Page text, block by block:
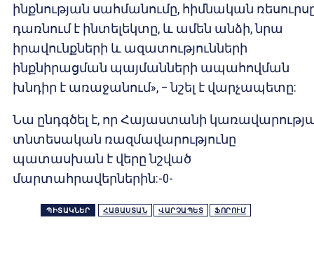
ինքնության սահմանումը, հիմնական
դառնում է ինտելեկտը, և ամեն անձի, նրա
իրավունքների և ազատությունների
ինքնիրացման պայմանների ապահովման
խնդիր է առաջանում», – նշել է վարչապետը:
Նա ընդգծել է, որ Հայաստանի
տնտեսական ռազմավարությունը
պատասխան է վերը նշված
մարտահրավերներին:-0-
ՊԻՏԱԿՆԵՐ ՀԱՅԱՍՏԱՆ ՎԱՐՉԱՊԵՏ ՖՈՐՈՒՄ